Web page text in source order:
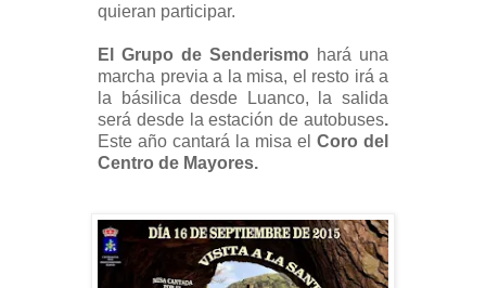
quieran participar.
El Grupo de Senderismo hará una
marcha previa a la misa, el resto irá a
la básilica desde Luanco, la salida
será desde la estación de autobuses.
Este año cantará la misa el Coro del
Centro de Mayores.